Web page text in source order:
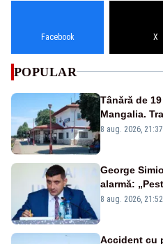
Facebook X
POPULAR
Tânără de
Mangalia.
liniile printr-
8 aug. 2026, 21:37
George
alarmă:
vedem dacă
8 aug. 2026, 21:52
Accident cu